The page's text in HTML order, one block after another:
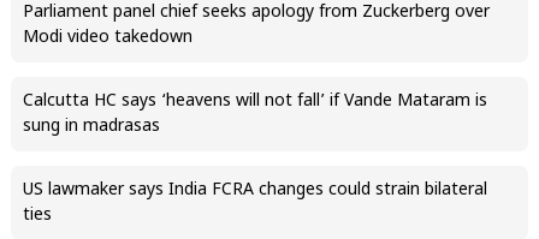
Parliament panel chief seeks apology from Zuckerberg over
Modi video takedown
Calcutta HC says ‘heavens will not fall’ if Vande Mataram is
sung in madrasas
US lawmaker says India FCRA changes could strain bilateral
ties